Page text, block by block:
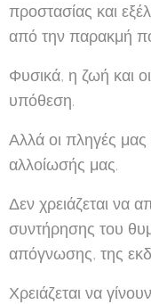
προστασίας και
από την παρακμή
Φυσικά, η ζωή και
υπόθεση.
Αλλά οι πληγές μας
αλλοίωσής μας.
Δεν χρειάζεται να
συντήρησης του
απόγνωσης, της
Χρειάζεται να